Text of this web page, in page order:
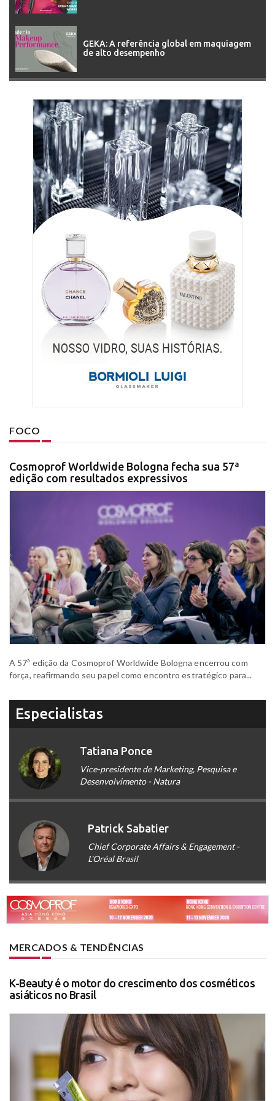
GEKA: A referência global em maquiagem
de alto desempenho
FOCO
Cosmoprof Worldwide Bologna fecha sua 57ª
edição com resultados expressivos
A 57ª edição da Cosmoprof Worldwide Bologna encerrou com
força, reafirmando seu papel como encontro estratégico para...
Especialistas
Tatiana Ponce
Vice-presidente de Marketing, Pesquisa e
Desenvolvimento - Natura
Patrick Sabatier
Chief Corporate Affairs & Engagement -
L'Oréal Brasil
MERCADOS & TENDÊNCIAS
K-Beauty é o motor do crescimento dos cosméticos
asiáticos no Brasil